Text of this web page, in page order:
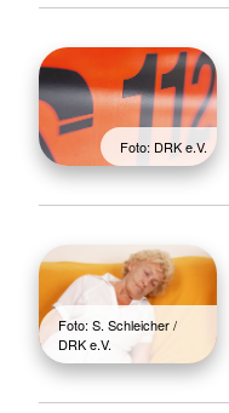
Foto: DRK e.V.
Foto: S. Schleicher /
DRK e.V.